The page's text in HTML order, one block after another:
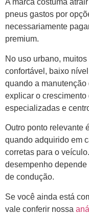
A marca costuma
pneus gastos por
necessariamente
premium.
No uso urbano,
confortável, baixo
quando a
explicar o
especializadas e
Outro ponto relevante
quando adquirido em
corretas para o
desempenho
de condução.
Se você ainda está
vale conferir nossa